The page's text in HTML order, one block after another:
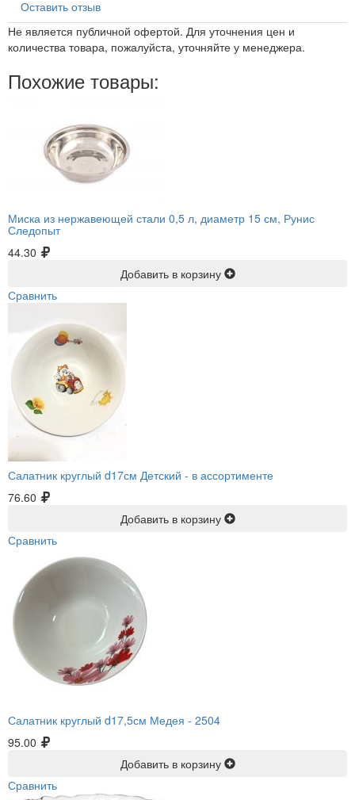
Оставить отзыв
Не является публичной офертой. Для уточнения цен и
количества товара, пожалуйста, уточняйте у менеджера.
Похожие товары:
Миска из нержавеющей стали 0,5 л, диаметр 15 см, Рунис
Следопыт
44.30
Добавить в корзину
Сравнить
Салатник круглый d17см Детский - в ассортименте
76.60
Добавить в корзину
Сравнить
Салатник круглый d17,5см Медея - 2504
95.00
Добавить в корзину
Сравнить